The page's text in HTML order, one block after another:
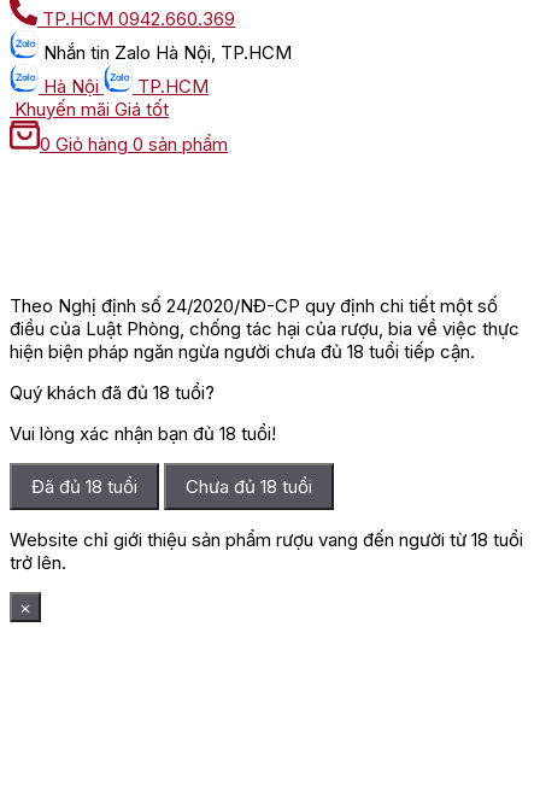
TP.HCM 0942.660.369
Nhắn tin Zalo Hà Nội, TP.HCM
Hà Nội
TP.HCM
Khuyến mãi Giá tốt
0 Giỏ hàng 0 sản phẩm
Theo Nghị định số 24/2020/NĐ-CP quy định chi tiết một số
điều của Luật Phòng, chống tác hại của rượu, bia về việc thực
hiện biện pháp ngăn ngừa người chưa đủ 18 tuổi tiếp cận.
Quý khách đã đủ 18 tuổi?
Vui lòng xác nhận bạn đủ 18 tuổi!
Đã đủ 18 tuổi Chưa đủ 18 tuổi
Website chỉ giới thiệu sản phẩm rượu vang đến người từ 18 tuổi
trở lên.
×